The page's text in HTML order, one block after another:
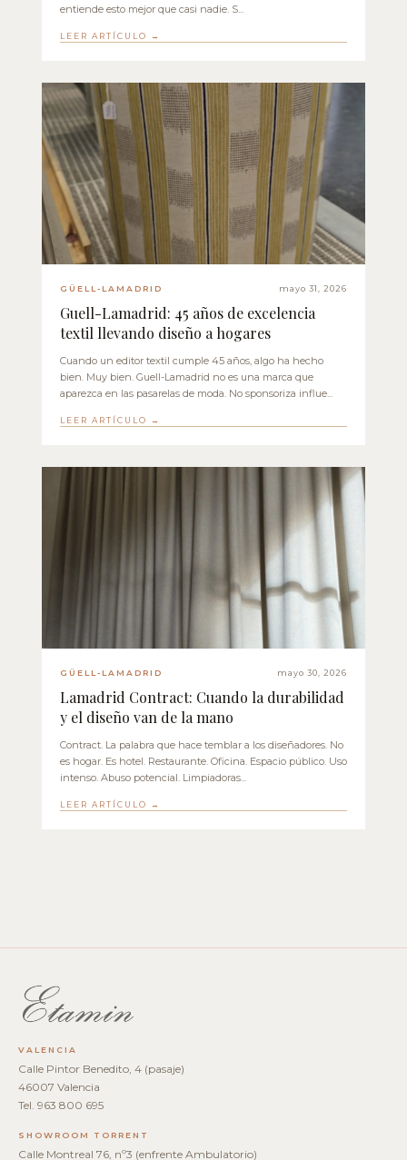
entiende esto mejor que casi nadie. S...
LEER ARTÍCULO →
GÜELL-LAMADRID mayo 31, 2026
Guell-Lamadrid: 45 años de excelencia
textil llevando diseño a hogares
Cuando un editor textil cumple 45 años, algo ha hecho
bien. Muy bien. Guell-Lamadrid no es una marca que
aparezca en las pasarelas de moda. No sponsoriza influe...
LEER ARTÍCULO →
GÜELL-LAMADRID mayo 30, 2026
Lamadrid Contract: Cuando la durabilidad
y el diseño van de la mano
Contract. La palabra que hace temblar a los diseñadores. No
es hogar. Es hotel. Restaurante. Oficina. Espacio público. Uso
intenso. Abuso potencial. Limpiadoras...
LEER ARTÍCULO →
VALENCIA
Calle Pintor Benedito, 4 (pasaje)
46007 Valencia
Tel. 963 800 695
SHOWROOM TORRENT
Calle Montreal 76, nº3 (enfrente Ambulatorio)